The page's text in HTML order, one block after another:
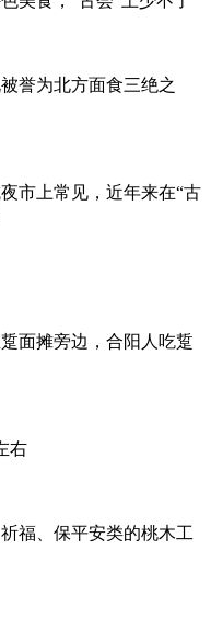
誉为北方面食三绝之
市上常见，近年来在“古
面摊旁边，合阳人吃踅
右
福、保平安类的桃木工